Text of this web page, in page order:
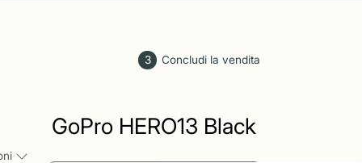
3 Concludi la vendita
GoPro HERO13 Black